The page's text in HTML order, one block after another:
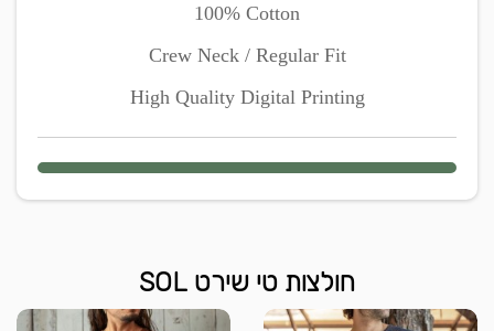
100% Cotton
Crew Neck / Regular Fit
High Quality Digital Printing
חולצות טי שירט SOL